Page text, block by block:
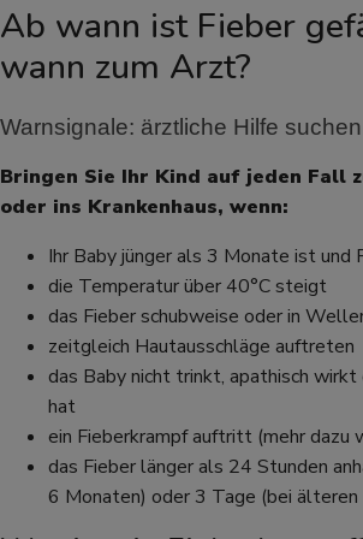
Ab wann ist Fieber
wann zum Arzt?
Warnsignale: ärztliche Hilfe suchen
Bringen Sie Ihr Kind auf jeden Fall
oder ins Krankenhaus, wenn:
Ihr Baby jünger als 3 Monate ist und
die Temperatur über 40°C steigt
das Fieber schubweise oder in
zeitgleich Hautausschläge auftreten
das Baby nicht trinkt, apathisch
hat
ein Fieberkrampf auftritt (mehr dazu
das Fieber länger als 24 Stunden
6 Monaten) oder 3 Tage (bei älteren